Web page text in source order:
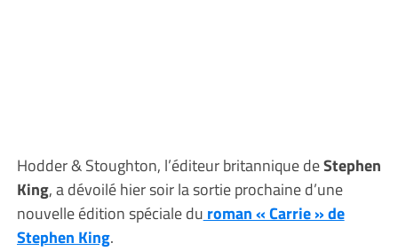
Hodder & Stoughton, l’éditeur britannique deStephen
King, a dévoilé hier soir la sortie prochaine d’une
nouvelle édition spéciale du roman « Carrie » de
Stephen King.